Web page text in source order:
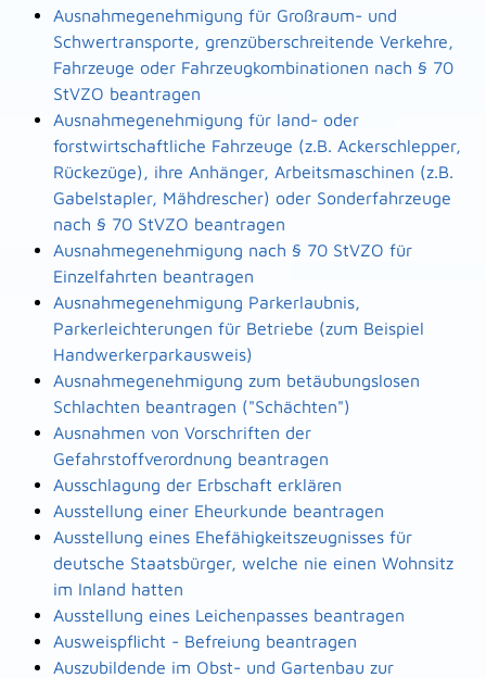
Ausnahmegenehmigung für Großraum- und
Schwertransporte, grenzüberschreitende Verkehre,
Fahrzeuge oder Fahrzeugkombinationen nach § 70
StVZO beantragen
Ausnahmegenehmigung für land- oder
forstwirtschaftliche Fahrzeuge (z.B. Ackerschlepper,
Rückezüge), ihre Anhänger, Arbeitsmaschinen (z.B.
Gabelstapler, Mähdrescher) oder Sonderfahrzeuge
nach § 70 StVZO beantragen
Ausnahmegenehmigung nach § 70 StVZO für
Einzelfahrten beantragen
Ausnahmegenehmigung Parkerlaubnis,
Parkerleichterungen für Betriebe (zum Beispiel
Handwerkerparkausweis)
Ausnahmegenehmigung zum betäubungslosen
Schlachten beantragen ("Schächten")
Ausnahmen von Vorschriften der
Gefahrstoffverordnung beantragen
Ausschlagung der Erbschaft erklären
Ausstellung einer Eheurkunde beantragen
Ausstellung eines Ehefähigkeitszeugnisses für
deutsche Staatsbürger, welche nie einen Wohnsitz
im Inland hatten
Ausstellung eines Leichenpasses beantragen
Ausweispflicht - Befreiung beantragen
Auszubildende im Obst- und Gartenbau zur